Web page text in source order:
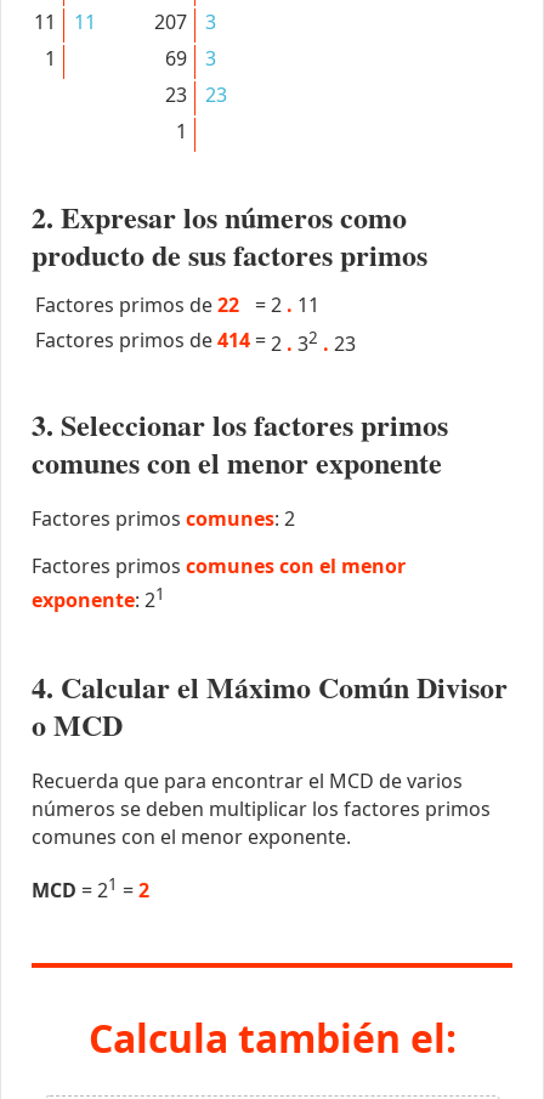
11
11
1
207
3
69
3
23
23
1
2. Expresar los números como
producto de sus factores primos
Factores primos de22 =2 . 11
Factores primos de414 =2 . 32 . 23
3. Seleccionar los factores primos
comunes con el menor exponente
Factores primos comunes: 2
Factores primos comunes con el menor
exponente: 21
4. Calcular el Máximo Común Divisor
o MCD
Recuerda que para encontrar el MCD de varios
números se deben multiplicar los factores primos
comunes con el menor exponente.
MCD = 21 =2
Calcula también el: